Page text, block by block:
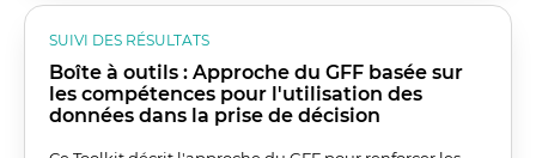
SUIVI DES RÉSULTATS
Boîte à outils : Approche du GFF basée sur
les compétences pour l'utilisation des
données dans la prise de décision